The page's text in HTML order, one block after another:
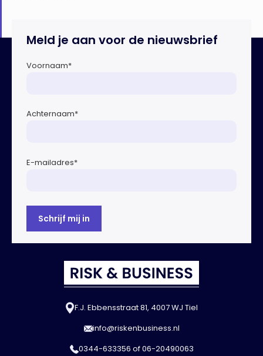
Meld je aan voor de nieuwsbrief
Voornaam*
Achternaam*
E-mailadres*
F.J. Ebbensstraat 81, 4007 WJ Tiel
info@riskenbusiness.nl
0344-633356 of06-20490063